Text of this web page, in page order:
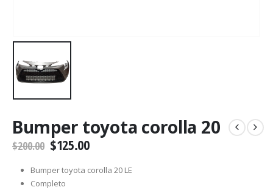
Bumper toyota corolla 20
$200.00 $125.00
Bumper toyota corolla 20 LE
Completo